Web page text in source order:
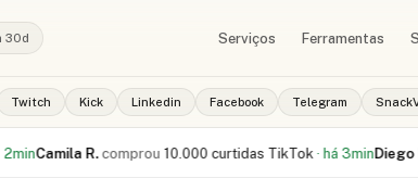
30d Serviços Ferramentas
Twitch Kick Linkedin Facebook Telegram
R. comprou 10.000 curtidas TikTok ·há 3minDiego F. iniciou